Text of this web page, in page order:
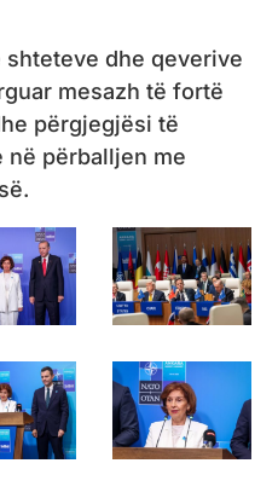
dhe qeverive
mesazh të fortë
përgjegjësi të
në përballjen me